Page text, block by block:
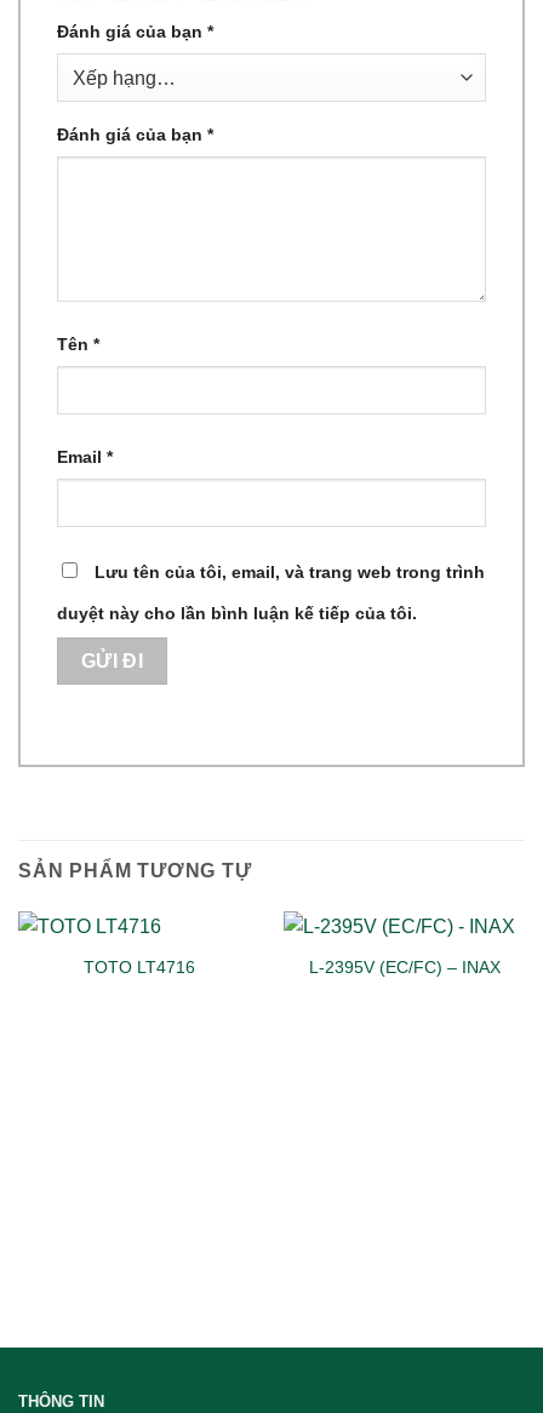
Đánh giá của bạn *
Đánh giá của bạn *
Tên *
Email *
Lưu tên của tôi, email, và trang web trong trình
duyệt này cho lần bình luận kế tiếp của tôi.
SẢN PHẨM TƯƠNG TỰ
TOTO LT4716 L-2395V (EC/FC) – INAX
THÔNG TIN